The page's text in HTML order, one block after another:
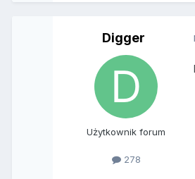
Digger
Użytkownik forum
278